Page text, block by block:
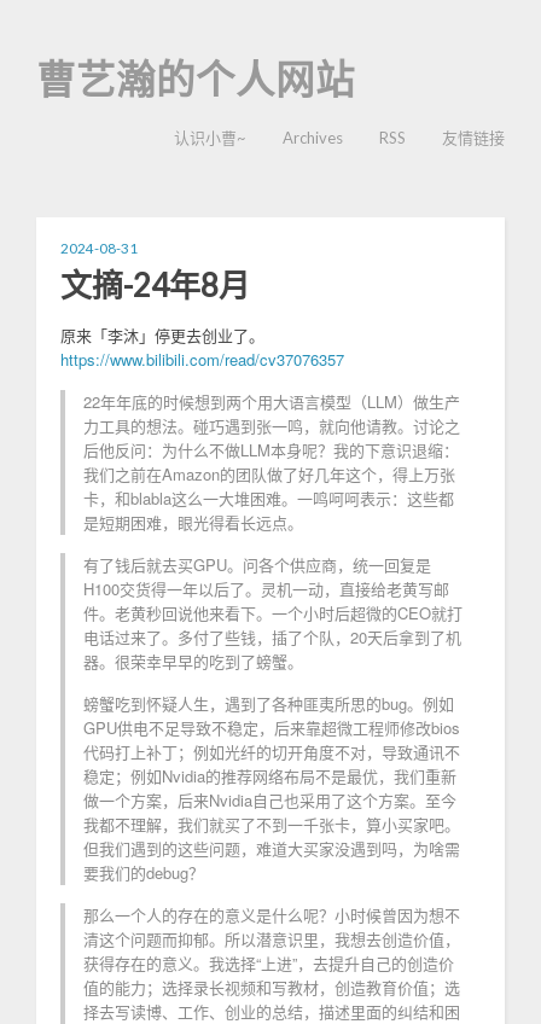
曹艺瀚的个人网站
认识小曹~ Archives RSS 友情链接
2024-08-31
文摘-24年8月
原来「李沐」停更去创业了。
https://www.bilibili.com/read/cv37076357
22年年底的时候想到两个用大语言模型（LLM）做生产
力工具的想法。碰巧遇到张一鸣，就向他请教。讨论之
后他反问：为什么不做LLM本身呢？我的下意识退缩：
我们之前在Amazon的团队做了好几年这个，得上万张
卡，和blabla这么一大堆困难。一鸣呵呵表示：这些都
是短期困难，眼光得看长远点。
有了钱后就去买GPU。问各个供应商，统一回复是
H100交货得一年以后了。灵机一动，直接给老黄写邮
件。老黄秒回说他来看下。一个小时后超微的CEO就打
电话过来了。多付了些钱，插了个队，20天后拿到了机
器。很荣幸早早的吃到了螃蟹。
螃蟹吃到怀疑人生，遇到了各种匪夷所思的bug。例如
GPU供电不足导致不稳定，后来靠超微工程师修改bios
代码打上补丁；例如光纤的切开角度不对，导致通讯不
稳定；例如Nvidia的推荐网络布局不是最优，我们重新
做一个方案，后来Nvidia自己也采用了这个方案。至今
我都不理解，我们就买了不到一千张卡，算小买家吧。
但我们遇到的这些问题，难道大买家没遇到吗，为啥需
要我们的debug？
那么一个人的存在的意义是什么呢？小时候曾因为想不
清这个问题而抑郁。所以潜意识里，我想去创造价值，
获得存在的意义。我选择“上进”，去提升自己的创造价
值的能力；选择录长视频和写教材，创造教育价值；选
择去写读博、工作、创业的总结，描述里面的纠结和困